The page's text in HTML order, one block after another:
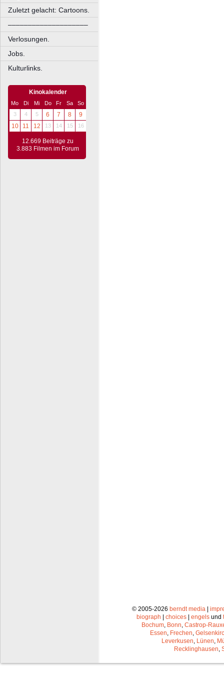
Zuletzt gelacht: Cartoons.
––––––––––––––––––––
Verlosungen.
Jobs.
Kulturlinks.
Kinokalender
Mo Di Mi Do Fr Sa
So
3
4 5 6 7 8
9
10
11 12 13 14 15 16
12.669 Beiträge zu
3.883 Filmen im Forum
© 2005-2026 berndt media |
biograph | choices | engels und
Bochum Bonn Castrop-
Essen Frechen
Leverkusen Lünen
Recklinghausen